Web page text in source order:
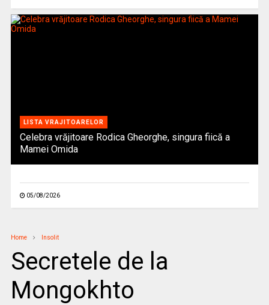
LISTA VRAJITOARELOR
Celebra vrăjitoare Rodica Gheorghe, singura fiică a
Mamei Omida
05/08/2026
Home Insolit
Secretele de la
Mongokhto